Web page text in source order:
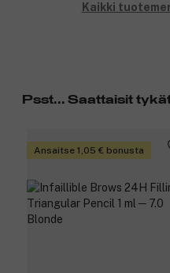
Kaikki
Psst... Saattaisit
Ansaitse 1,05 € bonusta